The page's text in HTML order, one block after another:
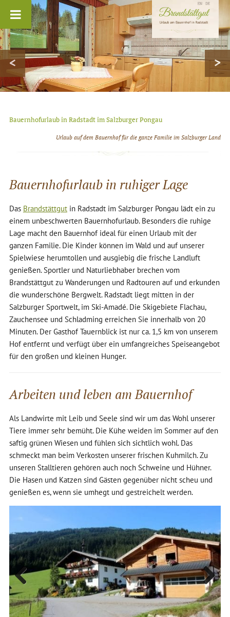
< >
Bauernhofurlaub in Radstadt im Salzburger Pongau
Urlaub auf dem Bauernhof für die ganze Familie im Salzburger Land
Bauernhofurlaub in ruhiger Lage
Das Brandstättgutin Radstadt im Salzburger Pongau lädt ein zu
einem unbeschwerten Bauernhofurlaub. Besonders die ruhige
Lage macht den Bauernhof ideal für einen Urlaub mit der
ganzen Familie. Die Kinder können im Wald und auf unserer
Spielwiese herumtollen und ausgiebig die frische Landluft
genießen. Sportler und Naturliebhaber brechen vom
Brandstättgut zu Wanderungen und Radtouren auf und erkunden
die wunderschöne Bergwelt. Radstadt liegt mitten in der
Salzburger Sportwelt, im Ski-Amadé. Die Skigebiete Flachau,
Zauchensee und Schladming erreichen Sie innerhalb von 20
Minuten. Der Gasthof Tauernblick ist nur ca. 1,5 km von unserem
Hof entfernt und verfügt über ein umfangreiches Speiseangebot
für den großen und kleinen Hunger.
Arbeiten und leben am Bauernhof
Als Landwirte mit Leib und Seele sind wir um das Wohl unserer
Tiere immer sehr bemüht. Die Kühe weiden im Sommer auf den
saftig grünen Wiesen und fühlen sich sichtlich wohl. Das
schmeckt man beim Verkosten unserer frischen Kuhmilch. Zu
unseren Stalltieren gehören auch noch Schweine und Hühner.
Die Hasen und Katzen sind Gästen gegenüber nicht scheu und
genießen es, wenn sie umhegt und gestreichelt werden.
Previous Next